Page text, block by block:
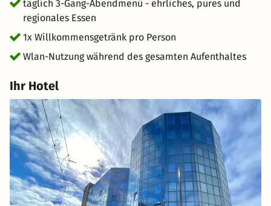
ein Strandwochenende mit City-Flair, einen
romantischen Kurzurlaub an der Nordsee oder eine
stilvolle Städtereise mit Meeresrauschen inklusive.
täglich 3-Gang-Abendmenü - ehrliches, pures und
regionales Essen
1x Willkommensgetränk pro Person
Wlan-Nutzung während des gesamten Aufenthaltes
Ihr Hotel